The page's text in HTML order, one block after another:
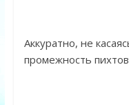
Аккуратно, не
промежность